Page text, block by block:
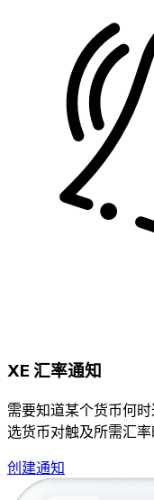
XE 汇率通知
需要知道某个货币何
选货币对触及所需汇率
创建通知